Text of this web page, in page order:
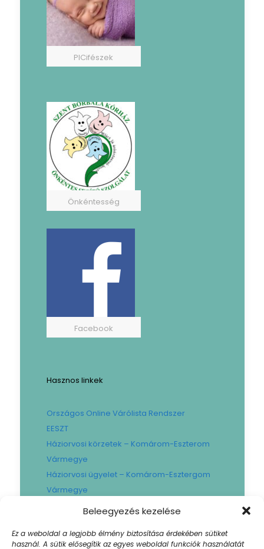
Beleegyezés kezelése
Ez a weboldal a legjobb élmény biztosítása érdekében sütiket
használ. A sütik elősegítik az egyes weboldal funkciók használatát
PICifészek
Önkéntesség
Facebook
Hasznos linkek
Országos Online Várólista Rendszer
EESZT
Háziorvosi körzetek – Komárom-Eszterom
Vármegye
Háziorvosi ügyelet – Komárom-Esztergom
Vármegye
Gyógyszertári ügyelet – Komárom-
Városi Fogászat